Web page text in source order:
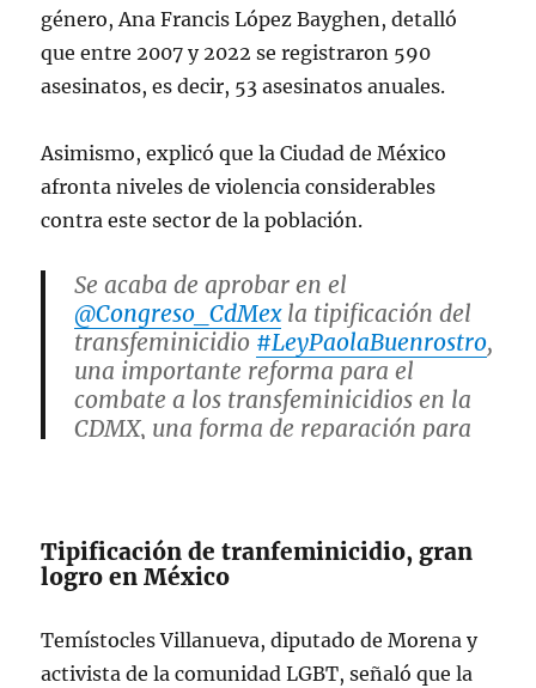
género, Ana Francis López Bayghen, detalló
que entre 2007 y 2022 se registraron 590
asesinatos, es decir, 53 asesinatos anuales.
Asimismo, explicó que la Ciudad de México
afronta niveles de violencia considerables
contra este sector de la población.
Se acaba de aprobar en el
@Congreso_CdMexla tipificación del
transfeminicidio #LeyPaolaBuenrostro,
una importante reforma para el
combate a los transfeminicidios en la
CDMX, una forma de reparación para
— Geraldina González de la Vega🪶
Tipificación de tranfeminicidio, gran
logro en México
Temístocles Villanueva, diputado de Morena y
activista de la comunidad LGBT, señaló que la